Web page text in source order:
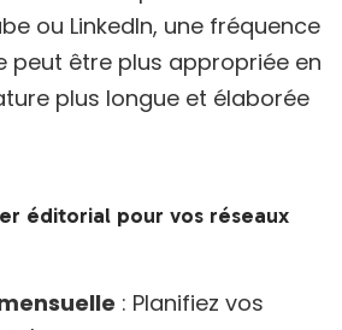
ou LinkedIn, une fréquence
peut être plus appropriée en
plus longue et élaborée
éditorial pour vos réseaux
: Planifiez vos